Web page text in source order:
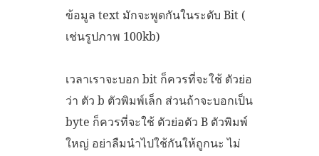
ข้อมูล text มักจะพูดกันในระดับ Bit (
เช่นรูปภาพ 100kb)
เวลาเราจะบอก bit ก็ควรที่จะใช้ ตัวย่อ
ว่า ตัว b ตัวพิมพ์เล็ก ส่วนถ้าจะบอกเป็น
byte ก็ควรที่จะใช้ ตัวย่อตัว B ตัวพิมพ์
ใหญ่ อย่าลืมนำไปใช้กันให้ถูกนะ ไม่